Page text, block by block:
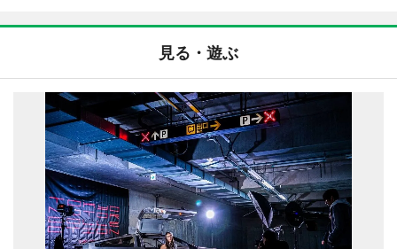
見る・遊ぶ